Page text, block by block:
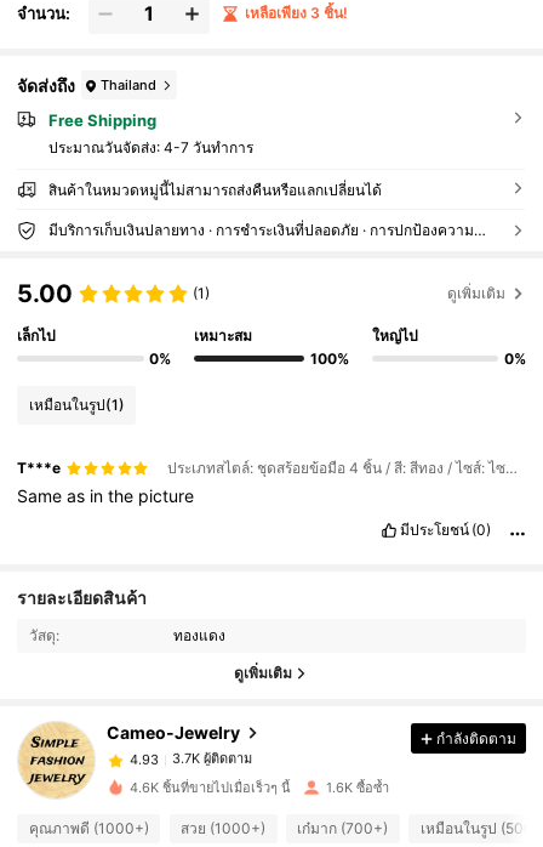
จำนวน: เหลือเพียง 3 ชิ้น!
จัดส่งถึง Thailand
Free Shipping
ประมาณวันจัดส่ง: 4-7 วันทำการ
สินค้าในหมวดหมู่นี้ไม่สามารถส่งคืนหรือแลกเปลี่ยนได้
มีบริการเก็บเงินปลายทาง · การชำระเงินที่ปลอดภัย · การปกป้องความเป็นส่วนตัว
5.00 (1) ดูเพิ่มเติม
เล็กไป
0%
เหมาะสม
100%
ใหญ่ไป
0%
เหมือนในรูป(1)
T***e ประเภทสไตล์: ชุดสร้อยข้อมือ 4 ชิ้น / สี: สีทอง / ไซส์: ไซส์เดียว
Sameas inthe picture
มีประโยชน์ (0)
รายละเอียดสินค้า
วัสดุ: ทองแดง
ดูเพิ่มเติม
Cameo-Jewelry
4.93
3.7K ผู้ติดตาม
4.93
3.7K ผู้ติดตาม
6***3
จ่าย1 วันที่ผ่านมา
กำลังติดตาม
4.6K ชิ้นที่ขายไปเมื่อเร็วๆ นี้ 1.6K ซื้อซ้ำ
คุณภาพดี (1000+) สวย (1000+) เก๋มาก (700+) เหมือนในรูป